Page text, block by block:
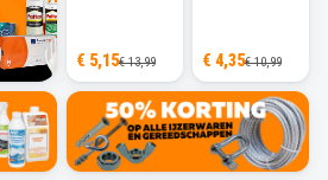
€ 5,15€ 13,99 € 4,35€ 10,99